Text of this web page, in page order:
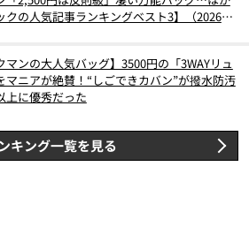
クの人気記事ランキングベスト3】（2026年
マンの大人気バッグ】3500円の「3WAYリュ
マニアが絶賛！“しごできカバン”が撥水防汚
上に優秀だった
キング一覧を見る